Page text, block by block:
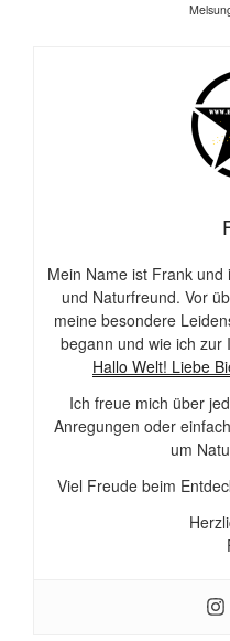
Mein Name ist Frank
und Naturfreund. Vor
meine besondere
begann und wie ich zur
Hallo Welt! Liebe
Ich freue mich über
Anregungen oder
um
Viel Freude beim